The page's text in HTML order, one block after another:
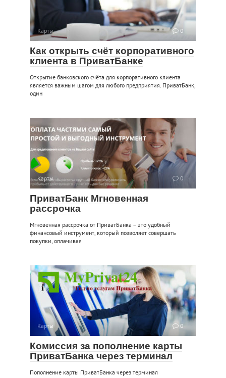
Карты 0
Как открыть счёт корпоративного
клиента в ПриватБанке
Открытие банковского счёта для корпоративного клиента
является важным шагом для любого предприятия. ПриватБанк,
один
Карты 0
ПриватБанк Мгновенная
рассрочка
Мгновенная рассрочка от ПриватБанка – это удобный
финансовый инструмент, который позволяет совершать
покупки, оплачивая
Карты 0
Комиссия за пополнение карты
ПриватБанка через терминал
Пополнение карты ПриватБанка через терминал